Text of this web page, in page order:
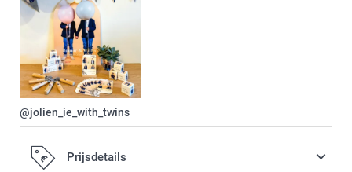
@jolien_ie_with_twins
Prijsdetails